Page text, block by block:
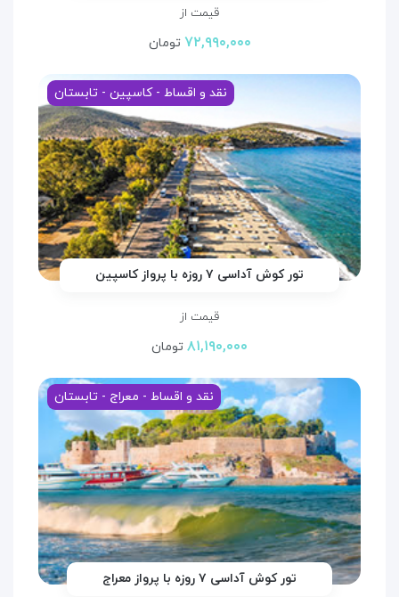
قیمت از
۷۲,۹۹۰,۰۰۰ تومان
نقد و اقساط - کاسپین - تابستان
تور کوش آداسی ۷ روزه با پرواز کاسپین
قیمت از
۸۱,۱۹۰,۰۰۰ تومان
نقد و اقساط - معراج - تابستان
تور کوش آداسی ۷ روزه با پرواز معراج